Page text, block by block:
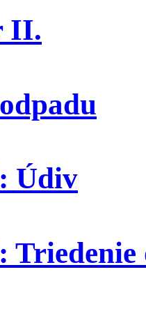
II.
Údiv